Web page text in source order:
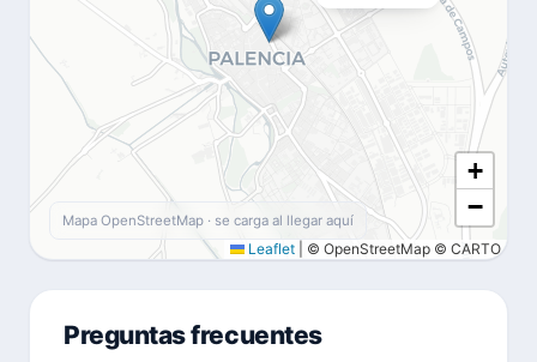
+
−
Leaflet © OpenStreetMap © CARTO
Mapa OpenStreetMap · se carga al llegar aquí
Preguntas frecuentes